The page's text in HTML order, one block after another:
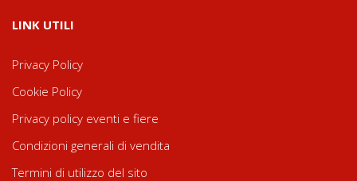
LINK UTILI
Privacy Policy
Cookie Policy
Privacy policy eventi e fiere
Condizioni generali di vendita
Termini di utilizzo del sito